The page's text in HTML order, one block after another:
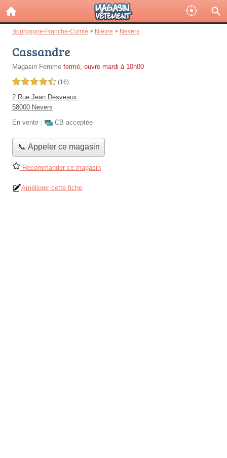
Bourgogne-Franche-Comté > Nièvre > Nevers
Cassandre
Magasin Femme fermé, ouvre mardi à 10h00
4,5 étoiles sur 5 (16)
2 Rue Jean Desveaux
58000 Nevers
En vente :
CB acceptée
📞 Appeler ce magasin
Recommander ce magasin
Améliorer cette fiche